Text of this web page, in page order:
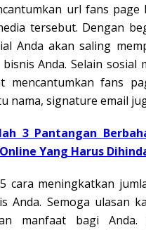
url fans page
tersebut. Dengan
Anda akan saling
Anda. Selain sosial
mencantumkan fans
nama, signature email
3 Pantangan
Yang Harus
cara meningkatkan
Anda. Semoga ulasan
manfaat bagi Anda.